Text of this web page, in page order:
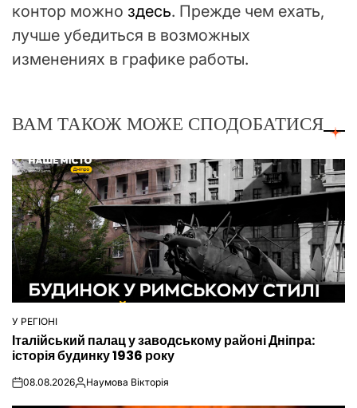
контор можно здесь. Прежде чем ехать,
лучше убедиться в возможных
изменениях в графике работы.
ВАМ ТАКОЖ МОЖЕ СПОДОБАТИСЯ
ОПУБЛІКУВАТИ
У
У РЕГІОНІ
Італійський палац у заводському районі Дніпра:
історія будинку 1936 року
on08.08.2026Опубліковано
Наумова Вікторія